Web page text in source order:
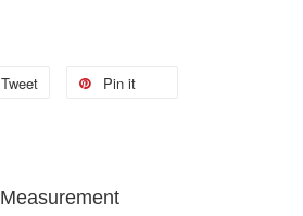
Tweet Pin it
Measurement